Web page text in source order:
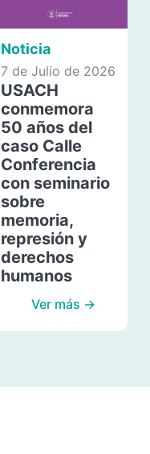
Noticia
7 de Julio de 2026
USACH
conmemora
50 años del
caso Calle
Conferencia
con seminario
sobre
memoria,
represión y
derechos
humanos
Ver más →